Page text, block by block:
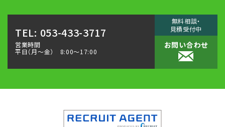
TEL: 053-433-3717
営業時間
平日（月〜金） 8:00～17:00
無料相談・
見積受付中
お問い合わせ